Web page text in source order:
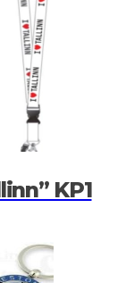
KP1